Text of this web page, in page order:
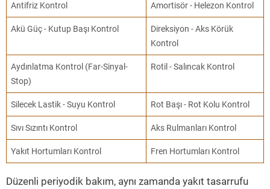
Antifriz Kontrol Amortisör - Helezon Kontrol
Akü Güç - Kutup Başı Kontrol
Direksiyon - Aks Körük
Kontrol
Aydınlatma Kontrol (Far-Sinyal-
Stop)
Rotil - Salıncak Kontrol
Silecek Lastik - Suyu Kontrol Rot Başı - Rot Kolu Kontrol
Sıvı Sızıntı Kontrol Aks Rulmanları Kontrol
Yakıt Hortumları Kontrol Fren Hortumları Kontrol
Düzenli periyodik bakım, aynı zamanda yakıt tasarrufu